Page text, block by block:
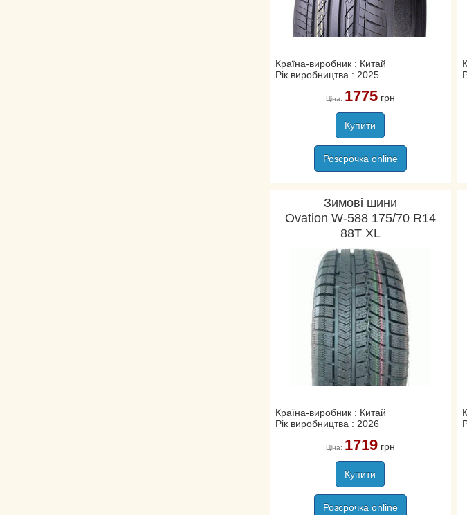
Країна-виробник : Китай
Рік виробництва : 2025
Ціна: 1775грн
Купити
Розсрочка online
Зимові шини
Ovation W-588 175/70 R14
88T XL
Країна-виробник : Китай
Рік виробництва : 2026
Ціна: 1719грн
Купити
Розсрочка online